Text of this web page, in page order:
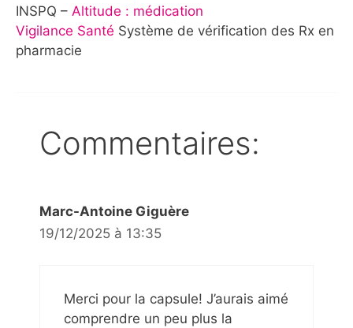
INSPQ – Altitude : médication
Vigilance Santé Système de vérification des Rx en
pharmacie
Commentaires:
Marc-Antoine Giguère
19/12/2025 à 13:35
Merci pour la capsule! J’aurais aimé
comprendre un peu plus la